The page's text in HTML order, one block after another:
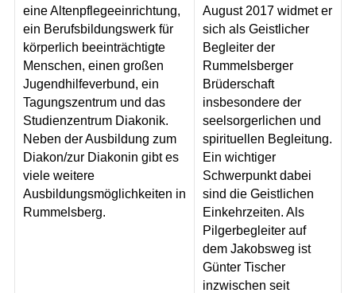
eine Altenpflegeeinrichtung,
ein Berufsbildungswerk für
körperlich beeinträchtigte
Menschen, einen großen
Jugendhilfeverbund, ein
Tagungszentrum und das
Studienzentrum Diakonik.
Neben der Ausbildung zum
Diakon/zur Diakonin gibt es
viele weitere
Ausbildungsmöglichkeiten in
Rummelsberg.
August 2017 widmet er
sich als Geistlicher
Begleiter der
Rummelsberger
Brüderschaft
insbesondere der
seelsorgerlichen und
spirituellen Begleitung.
Ein wichtiger
Schwerpunkt dabei
sind die Geistlichen
Einkehrzeiten. Als
Pilgerbegleiter auf
dem Jakobsweg ist
Günter Tischer
inzwischen seit